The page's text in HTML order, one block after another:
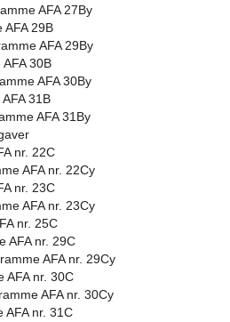
AFA 27By
29B
AFA 29By
30B
AFA 30By
31B
AFA 31By
nr. 22C
AFA nr. 22Cy
nr. 23C
AFA nr. 23Cy
nr. 25C
AFA nr. 29C
AFA nr. 29Cy
AFA nr. 30C
AFA nr. 30Cy
nr. 31C